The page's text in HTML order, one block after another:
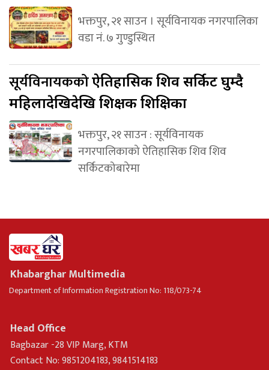
भक्तपुर, २१ साउन । सूर्यविनायक नगरपालिका
वडा नं. ७ गुण्डुस्थित
सूर्यविनायककोऐतिहासिक शिव सर्किट घुम्दै
महिलादेखिदेखि शिक्षक शिक्षिका
भक्तपुर, २१ साउन : सूर्यविनायक
नगरपालिकाको ऐतिहासिक शिव शिव
सर्किटकोबारेमा
Khabarghar Multimedia
Department of Information Registration No: 118/073-74
Head Office
Bagbazar -28 VIP Marg, KTM
Contact No: 9851204183, 9841514183